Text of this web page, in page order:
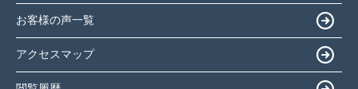
お客様の声一覧
アクセスマップ